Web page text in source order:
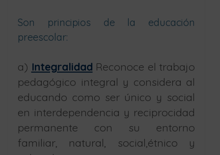
Son principios de la educación
preescolar:
a) Integralidad Reconoce el trabajo
pedagógico integral y considera al
educando como ser único y social
en interdependencia y reciprocidad
permanente con su entorno
familiar, natural, social,étnico y